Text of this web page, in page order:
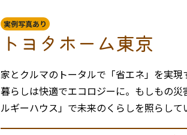
実例写真あり
トヨタホーム東京
家とクルマのトータルで「省エネ」を実
暮らしは快適でエコロジーに。もしもの
ルギーハウス」で未来のくらしを照らして